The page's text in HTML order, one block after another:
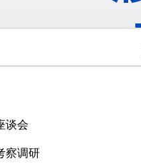
谈会
察调研